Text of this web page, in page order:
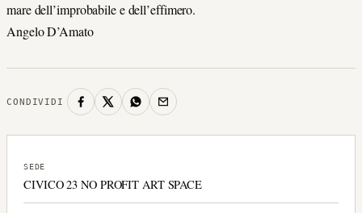
mare dell’improbabile e dell’effimero.
Angelo D’Amato
CONDIVIDI
SEDE
CIVICO 23 NO PROFIT ART SPACE